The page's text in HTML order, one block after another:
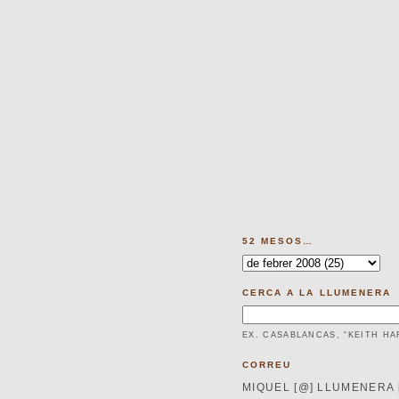
52 MESOS…
CERCA A LA LLUMENERA
EX. CASABLANCAS, “KEITH
CORREU
MIQUEL [@] LLUMENERA